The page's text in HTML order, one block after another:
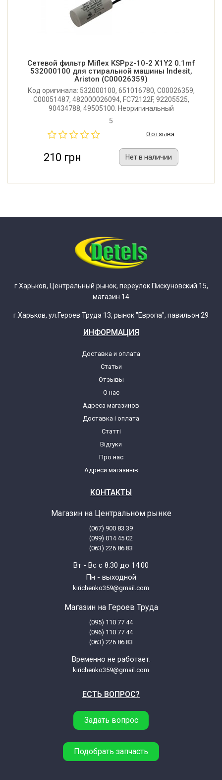
Сетевой фильтр Miflex KSPpz-10-2 X1Y2 0.1mf
532000100 для стиральной машины Indesit,
Ariston (C00026359)
Код оригинала: 532000100, 651016780, C00026359,
C00051487, 482000026094, FC72122F, 92205525,
90434788, 49505100. Неоригинальный
помехоподавляющий фильтр (радиофильтр) для
Ardo и других. Производитель: Miflex (Италия)
5
0 отзыва
210 грн Нет в наличии
г.Харьков, Центральный рынок, переулок Пискуновский 15,
магазин 14
г.Харьков, ул.Героев Труда 13, рынок "Европа", павильон 29
ИНФОРМАЦИЯ
Доставка и оплата
Статьи
Отзывы
О нас
Адреса магазинов
Доставка і оплата
Статті
Відгуки
Про нас
Адреси магазинів
КОНТАКТЫ
Магазин на Центральном рынке
(067) 900 83 39
(099) 014 45 02
(063) 226 86 83
Вт - Вс с 8:30 до 14:00
Пн - выходной
kirichenko359@gmail.com
Магазин на Героев Труда
(095) 110 77 44
(096) 110 77 44
(063) 226 86 83
Временно не работает.
kirichenko359@gmail.com
ЕСТЬ ВОПРОС?
Задать вопрос
Подобрать запчасть